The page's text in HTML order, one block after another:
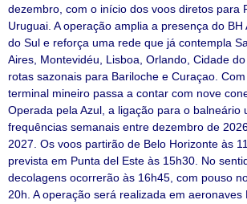
dezembro, com o início dos voos diretos para
Uruguai. A operação amplia a presença do BH
do Sul e reforça uma rede que já contempla
Aires, Montevidéu, Lisboa, Orlando, Cidade
rotas sazonais para Bariloche e Curaçao.
terminal mineiro passa a contar com nove
Operada pela Azul, a ligação para o balneário
frequências semanais entre dezembro de
2027. Os voos partirão de Belo Horizonte às
prevista em Punta del Este às 15h30. No
decolagens ocorrerão às 16h45, com pouso
20h. A operação será realizada em aeronaves